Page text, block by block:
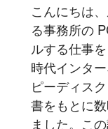
こんにちは
る事務所の
ルする仕事
時代インタ
ピーディス
書をもとに
ました。こ